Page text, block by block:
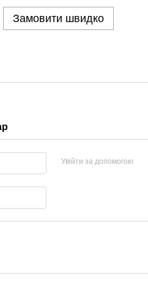
Замовити швидко
Увійти за допомогою